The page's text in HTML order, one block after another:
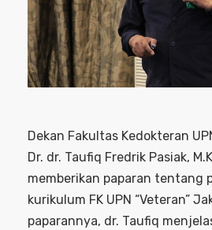
Dekan Fakultas Kedokteran
Dr. dr. Taufiq Fredrik Pasiak,
memberikan paparan tentang
kurikulum FK UPN “Veteran”
paparannya, dr. Taufiq